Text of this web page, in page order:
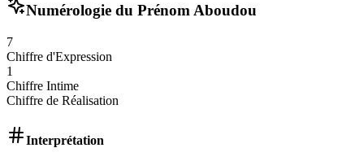
Numérologie du Prénom Aboudou
7
Chiffre d'Expression
1
Chiffre Intime
Chiffre de Réalisation
Interprétation